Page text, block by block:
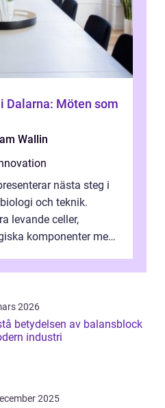
Dalarna: Möten som
Wallin
nästa steg i
och teknik.
levande celler,
komponenter med
2026
betydelsen av balansblock
industri
2025